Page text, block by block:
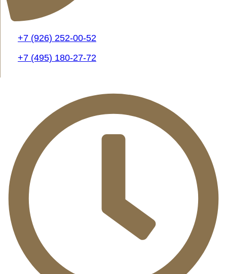
+7 (926) 252-00-52
+7 (495) 180-27-72